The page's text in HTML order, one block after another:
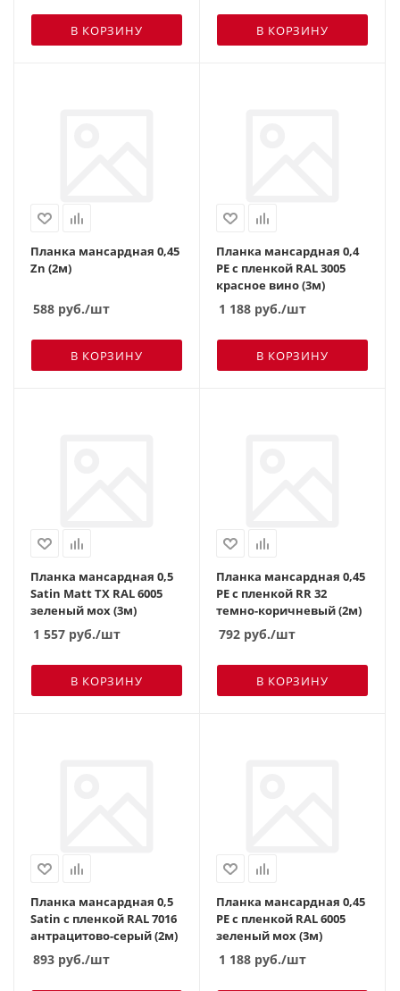
В КОРЗИНУ В КОРЗИНУ
Планка мансардная 0,45
Zn (2м)
588 руб./шт
В КОРЗИНУ
Планка мансардная 0,4
PE с пленкой RAL 3005
красное вино (3м)
1 188 руб./шт
В КОРЗИНУ
Планка мансардная 0,5
Satin Matt TX RAL 6005
зеленый мох (3м)
1 557 руб./шт
В КОРЗИНУ
Планка мансардная 0,45
PE с пленкой RR 32
темно-коричневый (2м)
792 руб./шт
В КОРЗИНУ
Планка мансардная 0,5
Satin с пленкой RAL 7016
антрацитово-серый (2м)
893 руб./шт
Планка мансардная 0,45
PE с пленкой RAL 6005
зеленый мох (3м)
1 188 руб./шт